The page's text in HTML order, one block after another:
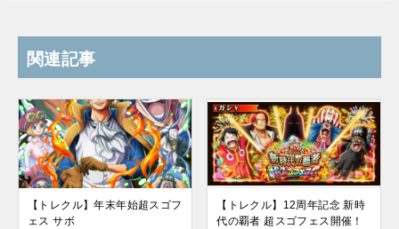
関連記事
【トレクル】年末年始超スゴフ
ェス サボ
【トレクル】12周年記念 新時
代の覇者 超スゴフェス開催！